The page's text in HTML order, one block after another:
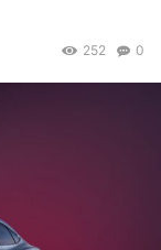
0
252